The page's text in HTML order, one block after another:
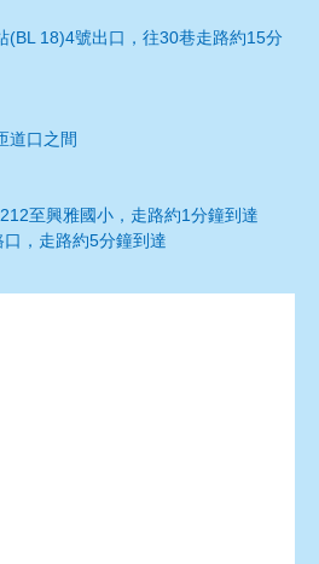
(BL 18)4號出口，往30巷走路約15分
道口之間
至興雅國小，走路約1分鐘到達
，走路約5分鐘到達